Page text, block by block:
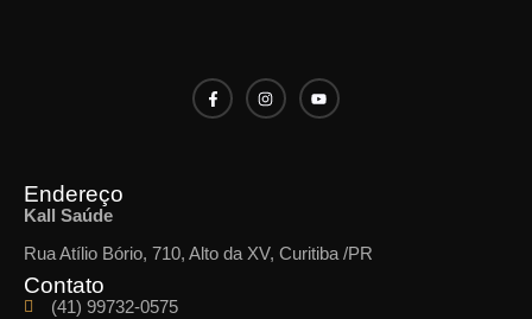
Endereço
Kall Saúde
Rua Atílio Bório, 710, Alto da XV, Curitiba /PR
Contato
(41) 99732-0575